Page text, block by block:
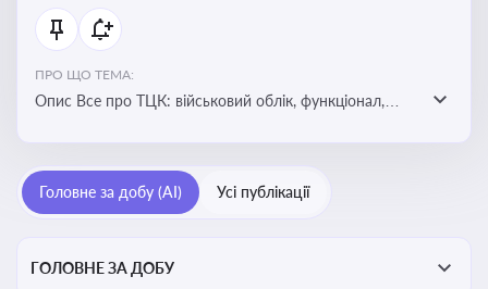
ПРО ЩО ТЕМА:
Опис Все про ТЦК: військовий облік, функціонал,
Головне за добу (AI) Усі публікації
ГОЛОВНЕ ЗА ДОБУ